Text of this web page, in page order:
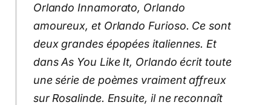
Orlando Innamorato, Orlando
amoureux, et Orlando Furioso. Ce sont
deux grandes épopées italiennes. Et
dans As You Like It, Orlando écrit toute
une série de poèmes vraiment affreux
sur Rosalinde. Ensuite, il ne reconnaît